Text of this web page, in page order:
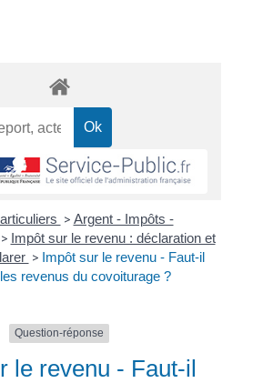
> Argent - Impôts -
> Impôt sur le revenu : déclaration et
> Impôt sur le revenu - Faut-il
revenus du covoiturage ?
Question-réponse
le revenu - Faut-il